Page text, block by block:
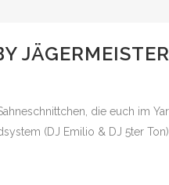
JÄGERMEISTER
die euch im
(DJ Emilio & DJ 5ter